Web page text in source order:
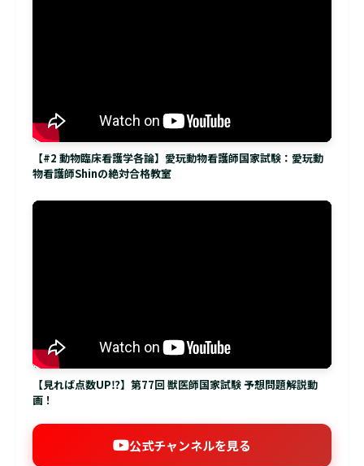
【#2 動物臨床看護学各論】愛玩動物看護師国家試験：愛玩動
物看護師Shinの絶対合格教室
【見れば点数UP⁉】第77回 獣医師国家試験 予想問題解説動
画！
公式チャンネルを見る